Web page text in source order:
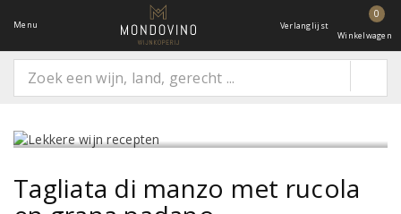
Menu Verlanglijst
0
Winkelwagen
Tagliata di manzo met rucola